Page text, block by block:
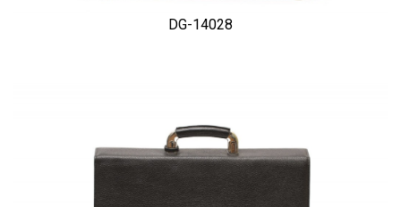
DG-14028